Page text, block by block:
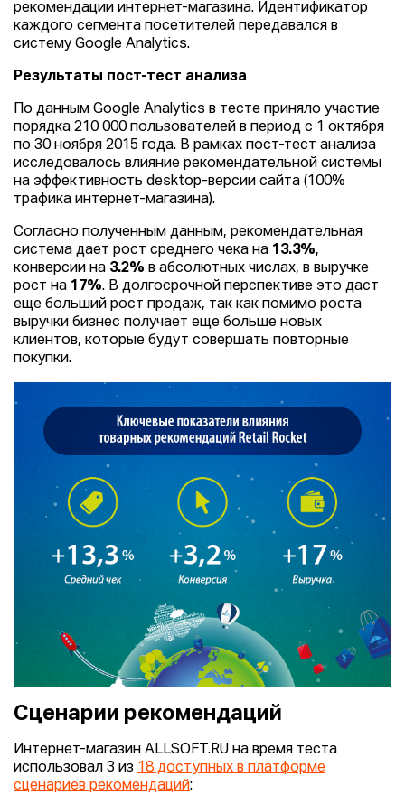
рекомендации интернет-магазина. Идентификатор
каждого сегмента посетителей передавался в
систему Google Analytics.
Результаты пост-тест анализа
По данным Google Analytics в тесте приняло участие
порядка 210 000 пользователей в период с 1 октября
по 30 ноября 2015 года. В рамках пост-тест анализа
исследовалось влияние рекомендательной системы
на эффективность desktop-версии сайта (100%
трафика интернет-магазина).
Согласно полученным данным, рекомендательная
система дает рост среднего чека на 13.3%,
конверсии на 3.2% в абсолютных числах, в выручке
рост на 17%. В долгосрочной перспективе это даст
еще больший рост продаж, так как помимо роста
выручки бизнес получает еще больше новых
клиентов, которые будут совершать повторные
покупки.
Сценарии рекомендаций
Интернет-магазин ALLSOFT.RU на время теста
использовал 3 из 18 доступных в платформе
сценариев рекомендаций: